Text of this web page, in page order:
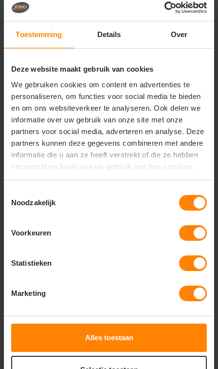
Toestemming Details Over
Deze website maakt gebruik van cookies
We gebruiken cookies om content en advertenties te
personaliseren, om functies voor social media te bieden
en om ons websiteverkeer te analyseren. Ook delen we
informatie over uw gebruik van onze site met onze
partners voor social media, adverteren en analyse. Deze
partners kunnen deze gegevens combineren met andere
informatie die u aan ze heeft verstrekt of die ze hebben
verzameld op basis van uw gebruik van hun services.
Noodzakelijk
Voorkeuren
Statistieken
Marketing
Alles toestaan
Vragen? Neem contact
op met onze
call +31(0)418 511 972
mail info@jobopromotions.nl
store Bezoek onze showroom:
Provincialeweg 59 - Velddriel
Dit vind je misschien ook leuk
Items van productcarrousel
ROLY
PERSONALISEER
27
PERSONALISEER